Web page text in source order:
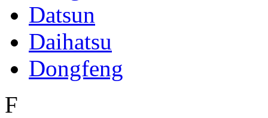
Datsun
Daihatsu
Dongfeng
F